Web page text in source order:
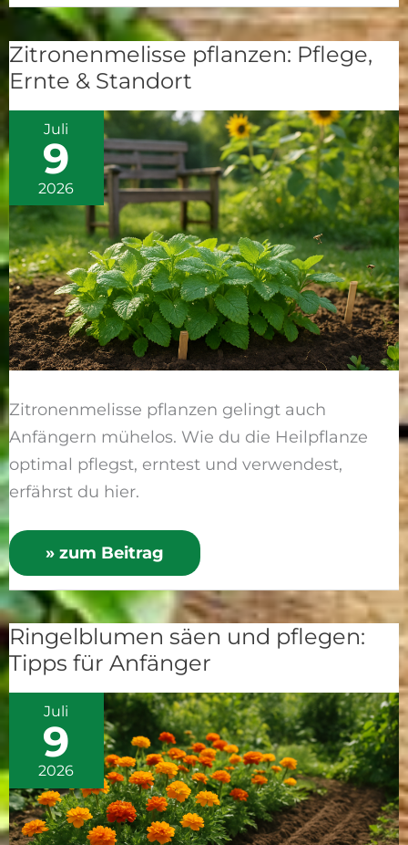
Zitronenmelisse pflanzen: Pflege,
Ernte & Standort
Juli
9
2026
Zitronenmelisse pflanzen gelingt auch
Anfängern mühelos. Wie du die Heilpflanze
optimal pflegst, erntest und verwendest,
erfährst du hier.
Zitronenmelisse
pflanzen:
Pflege,
Ernte
&
Standort
» zum Beitrag
Ringelblumen säen und pflegen:
Tipps für Anfänger
Juli
9
2026
Ringelblumen
säen
und
pflegen:
Tipps
für
Anfänger